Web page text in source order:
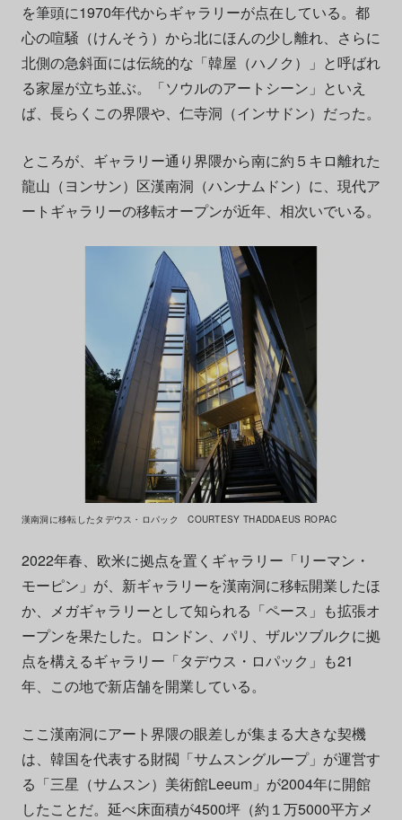
を筆頭に1970年代からギャラリーが点在している。都
心の喧騒（けんそう）から北にほんの少し離れ、さらに
北側の急斜面には伝統的な「韓屋（ハノク）」と呼ばれ
る家屋が立ち並ぶ。「ソウルのアートシーン」といえ
ば、長らくこの界隈や、仁寺洞（インサドン）だった。
ところが、ギャラリー通り界隈から南に約５キロ離れた
龍山（ヨンサン）区漢南洞（ハンナムドン）に、現代ア
ートギャラリーの移転オープンが近年、相次いでいる。
漢南洞に移転したタデウス・ロパック COURTESY THADDAEUS ROPAC
2022年春、欧米に拠点を置くギャラリー「リーマン・
モーピン」が、新ギャラリーを漢南洞に移転開業したほ
か、メガギャラリーとして知られる「ペース」も拡張オ
ープンを果たした。ロンドン、パリ、ザルツブルクに拠
点を構えるギャラリー「タデウス・ロパック」も21
年、この地で新店舗を開業している。
ここ漢南洞にアート界隈の眼差しが集まる大きな契機
は、韓国を代表する財閥「サムスングループ」が運営す
る「三星（サムスン）美術館Leeum」が2004年に開館
したことだ。延べ床面積が4500坪（約１万5000平方メ